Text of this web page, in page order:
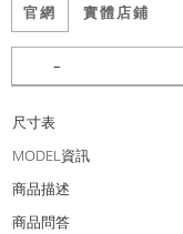
官網 實體店鋪
尺寸表
MODEL資訊
商品描述
商品問答